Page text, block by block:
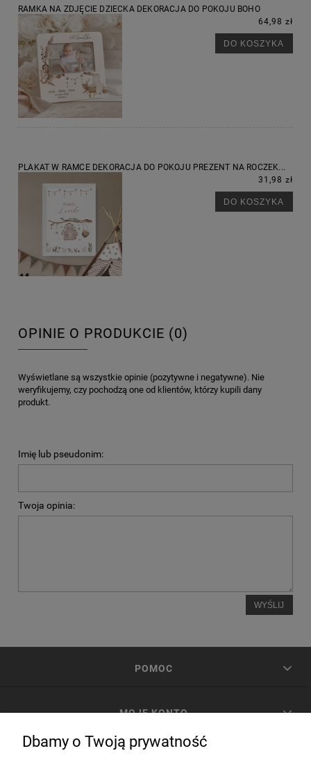
RAMKA NA ZDJĘCIE DZIECKA DEKORACJA DO POKOJU BOHO
64,98 zł
DO KOSZYKA
PLAKAT W RAMCE DEKORACJA DO POKOJU PREZENT NA ROCZEK...
31,98 zł
DO KOSZYKA
OPINIE O PRODUKCIE (0)
Wyświetlane są wszystkie opinie (pozytywne i negatywne). Nie
weryfikujemy, czy pochodzą one od klientów, którzy kupili dany
produkt.
Imię lub pseudonim:
Twoja opinia:
WYŚLIJ
POMOC
MOJE KONTO
Dbamy o Twoją prywatność